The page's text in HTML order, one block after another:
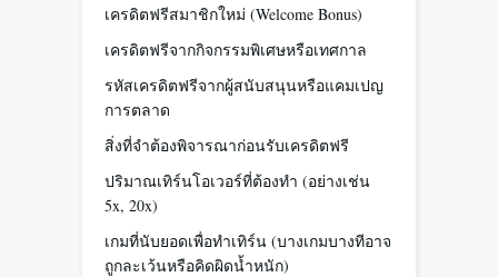
เครดิตฟรีสมาชิกใหม่ (Welcome Bonus)
เครดิตฟรีจากกิจกรรมพิเศษหรือเทศกาล
รหัสเครดิตฟรีจากผู้สนับสนุนหรือแคมเปญ
การตลาด
สิ่งที่จำต้องพิจารณาก่อนรับเครดิตฟรี
ปริมาณเทิร์นโอเวอร์ที่ต้องทำ (อย่างเช่น
5x, 20x)
เกมที่นับยอดเพื่อทำเทิร์น (บางเกมบางทีอาจ
ถูกละเว้นหรือคิดผิดน้ำหนัก)